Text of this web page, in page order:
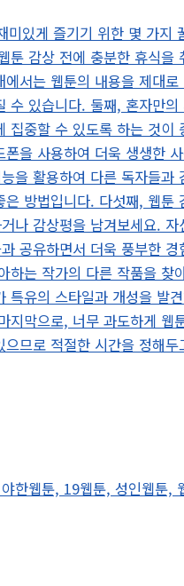
미있게 즐기기 위한 몇 가지
툰 감상 전에 충분한 휴식을
서는 웹툰의 내용을 제대로
수 있습니다. 둘째, 혼자만의
집중할 수 있도록 하는 것이
을 사용하여 더욱 생생한
을 활용하여 다른 독자들과
은 방법입니다. 다섯째, 웹툰
나 감상평을 남겨보세요. 자
공유하면서 더욱 풍부한
하는 작가의 다른 작품을 찾
특유의 스타일과 개성을 발
지막으로, 너무 과도하게 웹
므로 적절한 시간을 정해두
한웹툰, 19웹툰, 성인웹툰,